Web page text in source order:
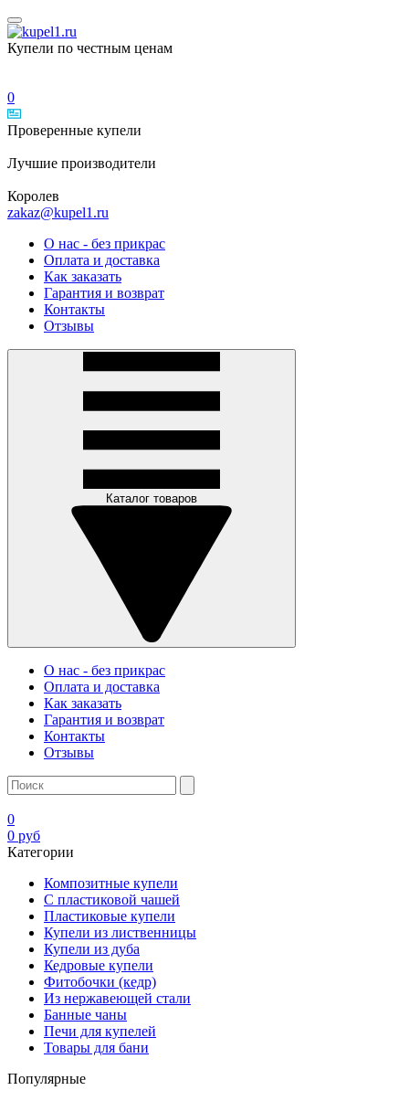
Купели по честным ценам
0
Проверенные купели
Лучшие производители
Королев
zakaz@kupel1.ru
О нас - без прикрас
Оплата и доставка
Как заказать
Гарантия и возврат
Контакты
Отзывы
Каталог товаров
О нас - без прикрас
Оплата и доставка
Как заказать
Гарантия и возврат
Контакты
Отзывы
0
0 руб
Категории
Композитные купели
С пластиковой чашей
Пластиковые купели
Купели из лиственницы
Купели из дуба
Кедровые купели
Фитобочки (кедр)
Из нержавеющей стали
Банные чаны
Печи для купелей
Товары для бани
Популярные